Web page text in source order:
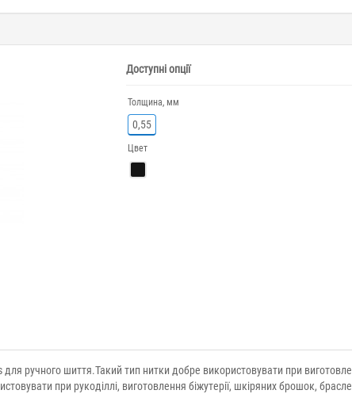
Доступні опції
Толщина, мм
0,55
Цвет
для ручного шиття.Такий тип нитки добре використовувати при
при рукоділлі, виготовлення біжутерії, шкіряних брошок,